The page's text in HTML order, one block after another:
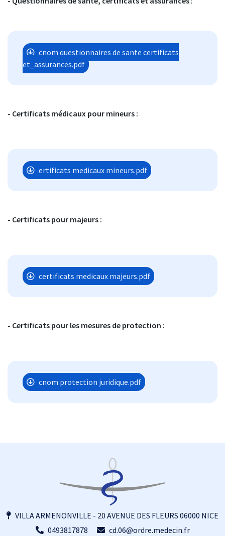
cnom questionnaires de sante certificats
et_assurances.pdf
- Certificats médicaux pour mineurs :
ertificats medicaux mineurs.pdf
- Certificats pour majeurs :
certificats medicaux majeurs.pdf
- Certificats pour les mesures de protection :
cnom protection juridique.pdf
VILLA ARMENONVILLE - 20 AVENUE DES FLEURS 06000 NICE
0493817878
cd.06@ordre.medecin.fr